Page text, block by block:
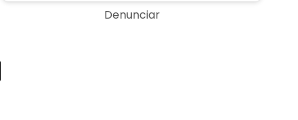
Denunciar